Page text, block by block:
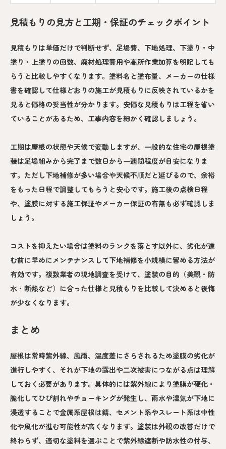
見積もりの見方と工期・保証のチェックポイント
見積もりは単価だけで判断せず、足場費、下地処理、下塗り・中
塗り・上塗りの回数、廃材処理費用や高所作業加算を明記しても
らうと比較しやすくなります。塗料名と塗布量、メーカーの仕様
書を確認して仕様どおりの施工が見積もりに反映されているかを
見ると価格の妥当性が分かります。安価な見積もりは工程を省い
ていることがあるため、工事内容を細かく確認しましょう。
工期は屋根の状態や天候で変動しますが、一般的な住宅の屋根塗
装は足場組みから完了まで数日から一週間程度が目安になりま
す。ただし下地補修が多い場合や天候不順だと延びるので、余裕
をもった日程で調整してもらうと安心です。施工後の点検日程
や、塗膜に対する施工保証やメーカー保証の有無も必ず確認しま
しょう。
コストを抑えたい場合は塗料のランクを落とす以外に、劣化が進
む前に早めにメンテナンスして下地補修を小規模に留める方法が
有効です。複数業者の現地調査を受けて、塗装の目的（美観・防
水・断熱など）に合った仕様と見積もりを比較して決めると後悔
が少なくなります。
まとめ
屋根は常時紫外線、風雨、温度差にさらされるため塗膜の劣化が
進行しやすく、それが下地の露出や二次被害につながる点は理解
しておく必要があります。具体的には紫外線により塗膜が硬化・
脆化してひび割れやチョーキングが発生し、雨水や湿気が下地に
浸透することで金属系屋根は錆、セメント系やスレート系は中性
化や風化が進む可能性が高くなります。塗装は外観の改善だけで
終わらず、適切な塗料を選ぶことで紫外線遮断や防水性の付与、